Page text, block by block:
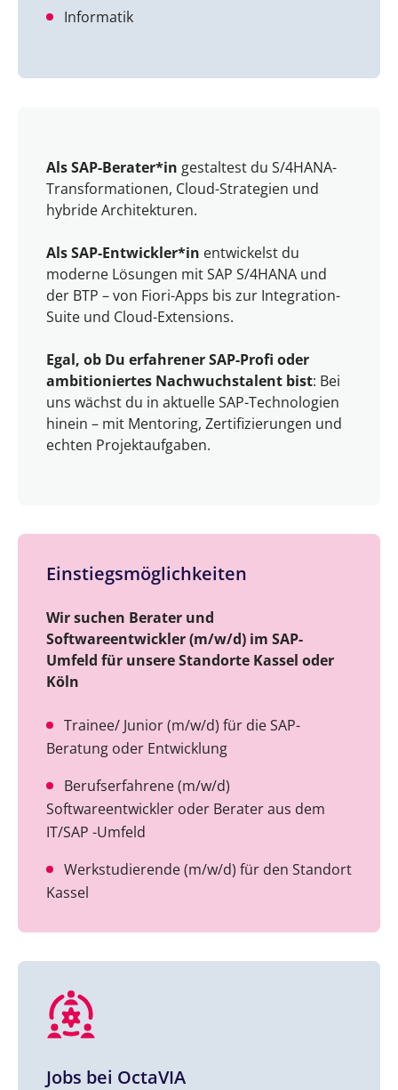
Informatik
Als SAP-Berater*in gestaltest du S/4HANA-
Transformationen, Cloud-Strategien und
hybride Architekturen.
Als SAP-Entwickler*in entwickelst du
moderne Lösungen mit SAP S/4HANA und
der BTP – von Fiori-Apps bis zur Integration-
Suite und Cloud-Extensions.
Egal, ob Du erfahrener SAP-Profi oder
ambitioniertes Nachwuchstalent bist: Bei
uns wächst du in aktuelle SAP-Technologien
hinein – mit Mentoring, Zertifizierungen und
echten Projektaufgaben.
Einstiegsmöglichkeiten
Wir suchen Berater und
Softwareentwickler (m/w/d) im SAP-
Umfeld für unsere Standorte Kassel oder
Köln
Trainee/ Junior (m/w/d) für die SAP-
Beratung oder Entwicklung
Berufserfahrene (m/w/d)
Softwareentwickler oder Berater aus dem
IT/SAP -Umfeld
Werkstudierende (m/w/d) für den Standort
Kassel
Jobs bei OctaVIA